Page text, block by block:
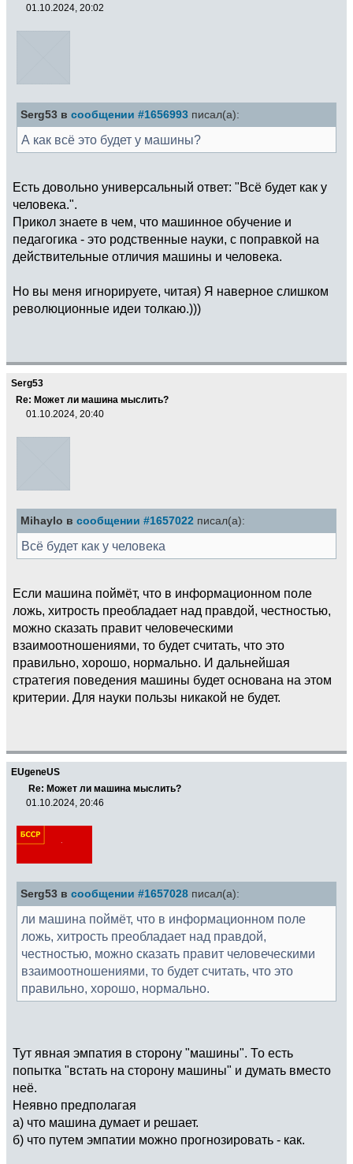
01.10.2024, 20:02
Serg53 в сообщении #1656993 писал(а):
А как всё это будет у машины?
Есть довольно универсальный ответ: "Всё будет как у
человека.".
Прикол знаете в чем, что машинное обучение и
педагогика - это родственные науки, с поправкой на
действительные отличия машины и человека.
Но вы меня игнорируете, читая) Я наверное слишком
революционные идеи толкаю.)))
Serg53
Re: Может ли машина мыслить?
01.10.2024, 20:40
Mihaylo в сообщении #1657022 писал(а):
Всё будет как у человека
Если машина поймёт, что в информационном поле
ложь, хитрость преобладает над правдой, честностью,
можно сказать правит человеческими
взаимоотношениями, то будет считать, что это
правильно, хорошо, нормально. И дальнейшая
стратегия поведения машины будет основана на этом
критерии. Для науки пользы никакой не будет.
EUgeneUS
Re: Может ли машина мыслить?
01.10.2024, 20:46
Serg53 в сообщении #1657028 писал(а):
ли машина поймёт, что в информационном поле
ложь, хитрость преобладает над правдой,
честностью, можно сказать правит человеческими
взаимоотношениями, то будет считать, что это
правильно, хорошо, нормально.
Тут явная эмпатия в сторону "машины". То есть
попытка "встать на сторону машины" и думать вместо
неё.
Неявно предполагая
а) что машина думает и решает.
б) что путем эмпатии можно прогнозировать - как.